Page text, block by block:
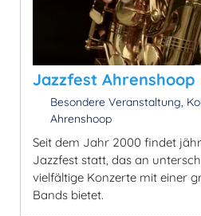
Jazzfest Ahrenshoop
Besondere Veranstaltung,
Ahrenshoop
Seit dem Jahr 2000 findet
Jazzfest statt, das an
vielfältige Konzerte mit einer
Bands bietet.